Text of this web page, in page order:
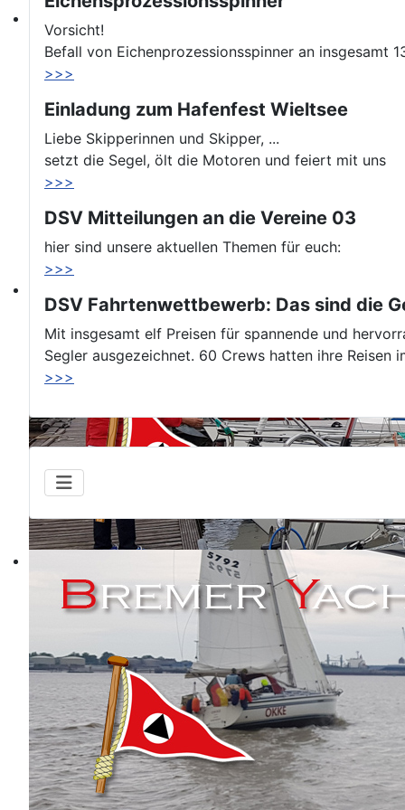
Vorsicht!
Befall von Eichenprozessionsspinner an insgesamt
>>>
Einladung zum Hafenfest Wieltsee
Liebe Skipperinnen und Skipper, ...
setzt die Segel, ölt die Motoren und feiert mit uns
>>>
DSV Mitteilungen an die Vereine 03
hier sind unsere aktuellen Themen für euch:
>>>
DSV Fahrtenwettbewerb: Das sind die
Mit insgesamt elf Preisen für spannende und
Segler ausgezeichnet. 60 Crews hatten ihre Reisen
>>>